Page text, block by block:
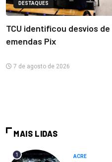
DESTAQUES
TCU identificou desvios
emendas Pix
7 de agosto de 2026
MAIS LIDAS
1 ACRE